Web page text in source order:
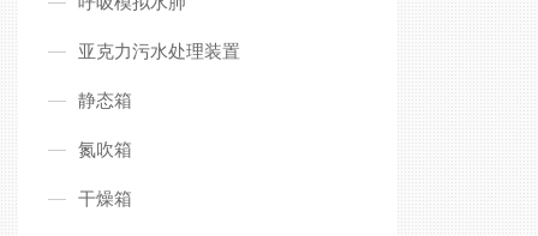
亚克力污水处理装置
静态箱
氮吹箱
干燥箱